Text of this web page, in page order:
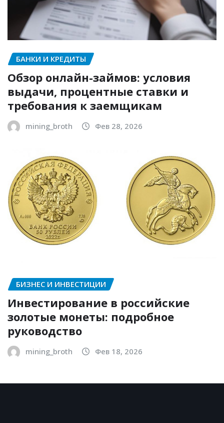
БАНКИ И КРЕДИТЫ
Обзор онлайн-займов: условия
выдачи, процентные ставки и
требования к заемщикам
mining_broth Фев 28, 2026
БИЗНЕС И ИНВЕСТИЦИИ
Инвестирование в российские
золотые монеты: подробное
руководство
mining_broth Фев 18, 2026